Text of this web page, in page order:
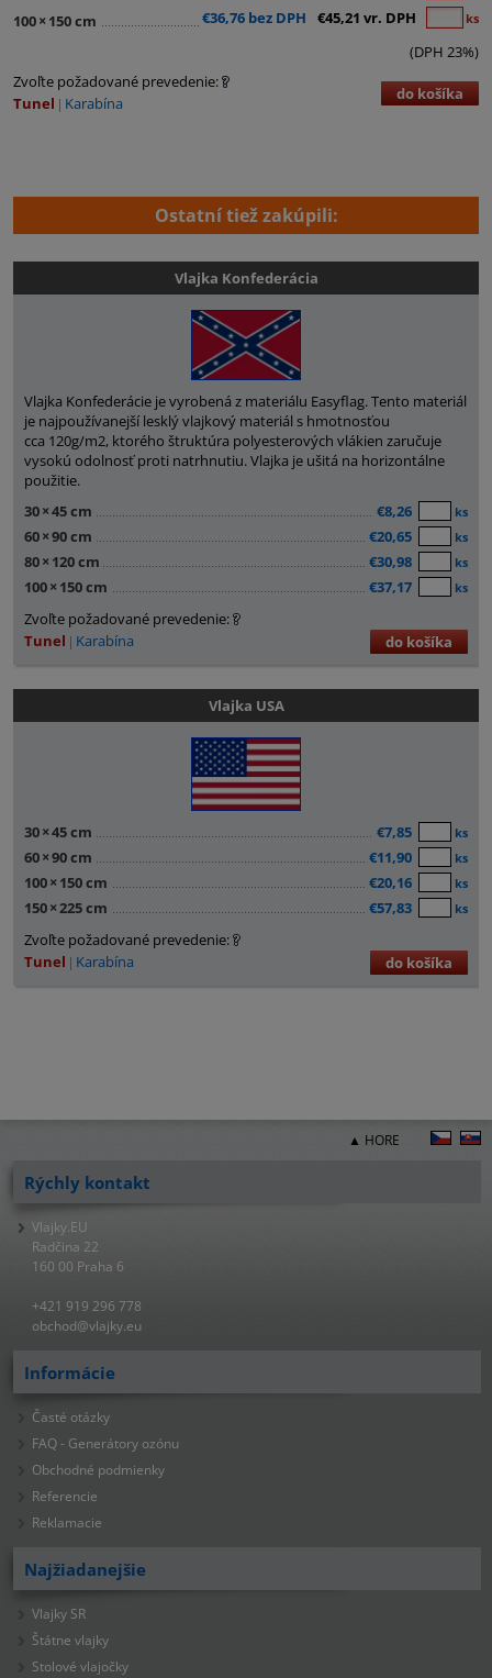
100× 150 cm €36,76 bez DPH €45,21 vr. DPH ks
(DPH 23%)
Zvoľte požadované prevedenie:
Tunel
Karabína do košíka
Ostatní tiež zakúpili:
Vlajka Konfederácia
Vlajka Konfederácie je vyrobená z materiálu Easyflag. Tento materiál
je najpoužívanejší lesklý vlajkový materiál s hmotnosťou
cca 120g/m2, ktorého štruktúra polyesterových vlákien zaručuje
vysokú odolnosť proti natrhnutiu. Vlajka je ušitá na horizontálne
použitie.
30×45 cm €8,26 ks
60×90 cm €20,65 ks
80× 120 cm €30,98 ks
100× 150 cm €37,17 ks
Zvoľte požadované prevedenie:
Tunel
Karabína do košíka
Vlajka USA
30×45 cm €7,85 ks
60×90 cm €11,90 ks
100× 150 cm €20,16 ks
150×225 cm €57,83 ks
Zvoľte požadované prevedenie:
Tunel
Karabína do košíka
▲ HORE
Rýchly kontakt
Vlajky.EU
Radčina 22
160 00 Praha 6
+421 919 296 778
obchod@vlajky.eu
Informácie
Časté otázky
FAQ - Generátory ozónu
Obchodné podmienky
Referencie
Reklamacie
Najžiadanejšie
Vlajky SR
Štátne vlajky
Stolové vlajočky